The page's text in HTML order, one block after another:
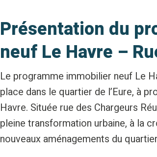
Présentation du
neuf Le Havre –
Le programme immobilier neuf Le
place dans le quartier de l’Eure, à
Havre. Située rue des Chargeurs
pleine transformation urbaine, à la
nouveaux aménagements du